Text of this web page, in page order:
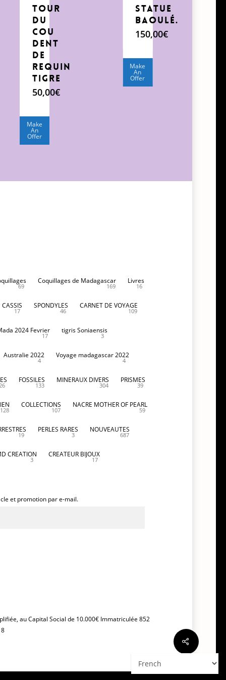
tour
du
cou
dent
de
requin
tigre
50,00€
Make
An
Offer
Statue
Baoulé.
150,00€
Make
An
Offer
69
Coquillages de Madagascar
169
Livres
16
CASSIS
17
SPONDYLES
46
CARNET DE VOYAGE
109
2024 Fevrier
17
tigris Soniaensis
3
Australie 2022
4
Voyage madagascar 2022
4
FOSSILES
133
MINERAUX DIVERS
304
PRISMES
39
128
COLLECTIONS
107
NACRE MOTHER OF PEARL
59
19
PERLES RARES
3
NOUVEAUTES
687
CREATION
3
CREATEUR BIJOUX
17
et promotion par e-mail.
au Capital Social de 10.000€ Immatriculée 852